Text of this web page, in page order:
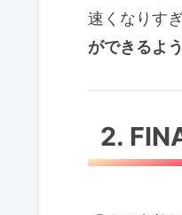
速くなりす
ができるよ
2.